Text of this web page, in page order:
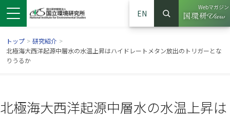
EN
サイト内検索
検索
Webマガジン
（別ウイ
トップ > 研究紹介 >
北極海大西洋起源中層水の水温上昇はハイドレートメタン放出のトリガーとな
りうるか
北極海大西洋起源中層水の水温上昇は